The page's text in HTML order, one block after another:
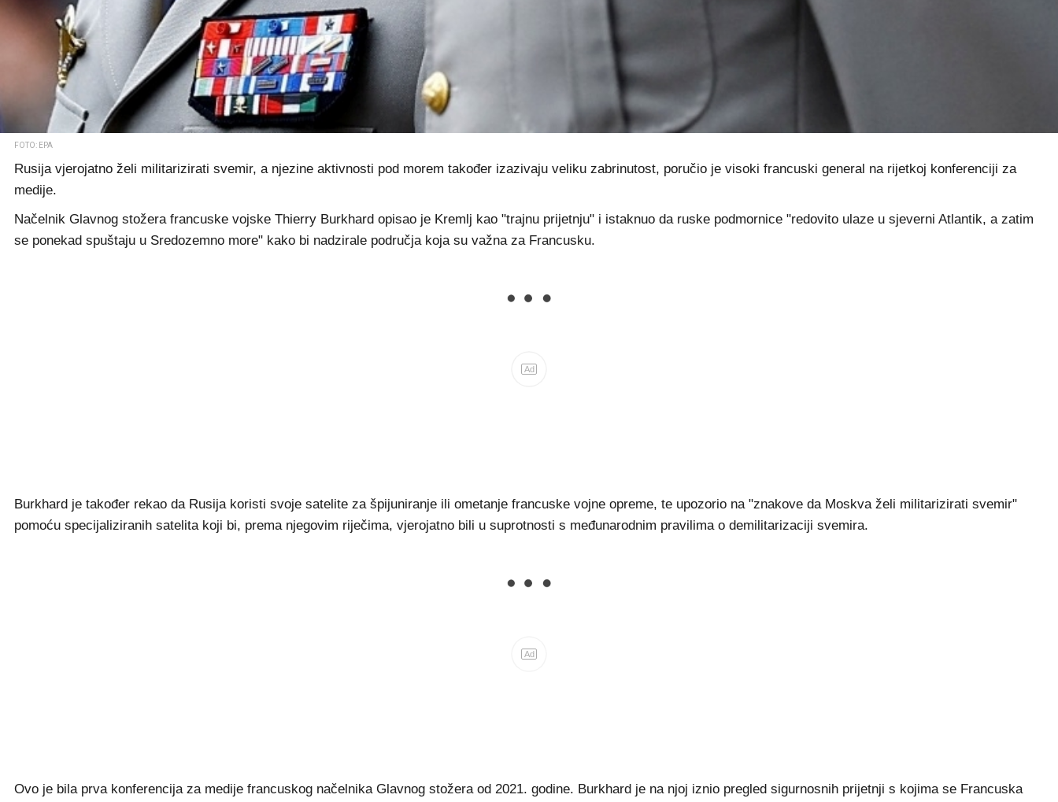
FOTO: EPA
Rusija vjerojatno želi militarizirati svemir, a njezine aktivnosti pod morem također izazivaju veliku zabrinutost, poručio je visoki francuski general na rijetkoj konferenciji za
medije.
Načelnik Glavnog stožera francuske vojske Thierry Burkhard opisao je Kremlj kao "trajnu prijetnju" i istaknuo da ruske podmornice "redovito ulaze u sjeverni Atlantik, a zatim
se ponekad spuštaju u Sredozemno more" kako bi nadzirale područja koja su važna za Francusku.
Ad
Burkhard je također rekao da Rusija koristi svoje satelite za špijuniranje ili ometanje francuske vojne opreme, te upozorio na "znakove da Moskva želi militarizirati svemir"
pomoću specijaliziranih satelita koji bi, prema njegovim riječima, vjerojatno bili u suprotnosti s međunarodnim pravilima o demilitarizaciji svemira.
Ad
Ovo je bila prva konferencija za medije francuskog načelnika Glavnog stožera od 2021. godine. Burkhard je na njoj iznio pregled sigurnosnih prijetnji s kojima se Francuska